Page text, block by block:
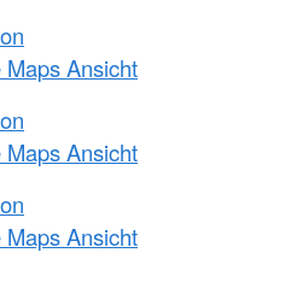
Ansicht
Ansicht
Ansicht